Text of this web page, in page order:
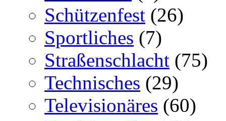
Schützenfest (26)
Sportliches (7)
Straßenschlacht (75)
Technisches (29)
Televisionäres (60)